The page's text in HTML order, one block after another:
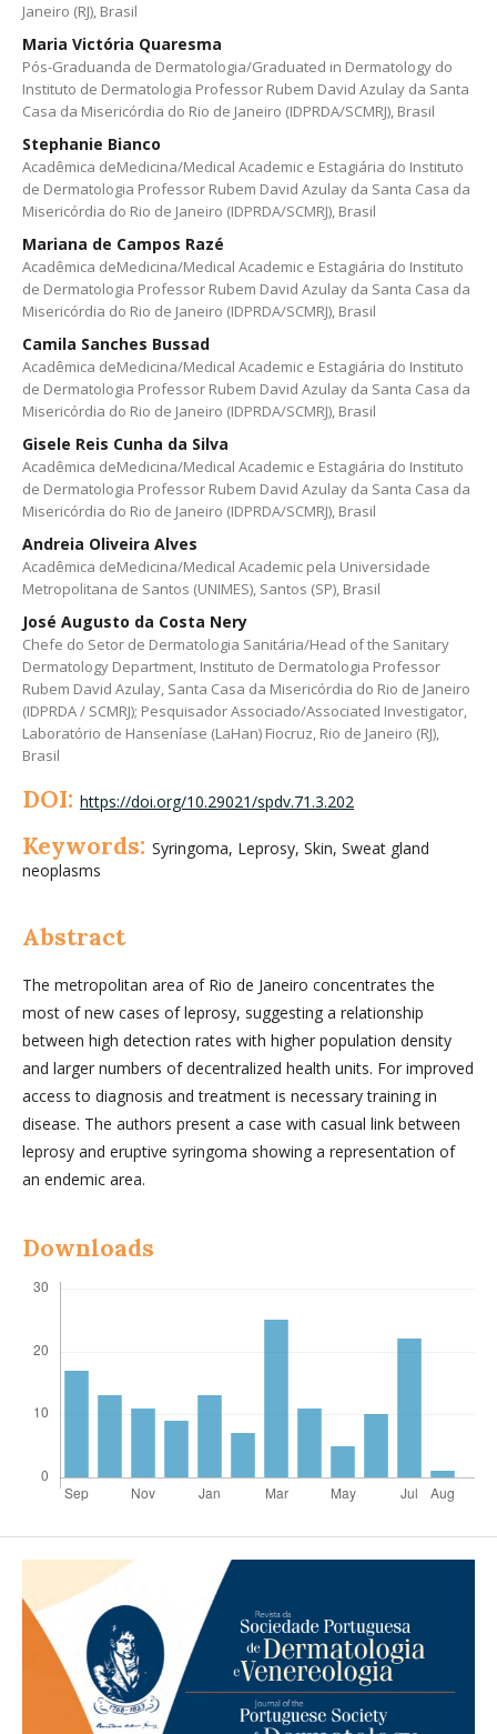
Janeiro (RJ), Brasil
Maria Victória Quaresma
Pós-Graduanda de Dermatologia/Graduated in Dermatology do
Instituto de Dermatologia Professor Rubem David Azulay da Santa
Casa da Misericórdia do Rio de Janeiro (IDPRDA/SCMRJ), Brasil
Stephanie Bianco
Acadêmica deMedicina/Medical Academic e Estagiária do Instituto
de Dermatologia Professor Rubem David Azulay da Santa Casa da
Misericórdia do Rio de Janeiro (IDPRDA/SCMRJ), Brasil
Mariana de Campos Razé
Acadêmica deMedicina/Medical Academic e Estagiária do Instituto
de Dermatologia Professor Rubem David Azulay da Santa Casa da
Misericórdia do Rio de Janeiro (IDPRDA/SCMRJ), Brasil
Camila Sanches Bussad
Acadêmica deMedicina/Medical Academic e Estagiária do Instituto
de Dermatologia Professor Rubem David Azulay da Santa Casa da
Misericórdia do Rio de Janeiro (IDPRDA/SCMRJ), Brasil
Gisele Reis Cunha da Silva
Acadêmica deMedicina/Medical Academic e Estagiária do Instituto
de Dermatologia Professor Rubem David Azulay da Santa Casa da
Misericórdia do Rio de Janeiro (IDPRDA/SCMRJ), Brasil
Andreia Oliveira Alves
Acadêmica deMedicina/Medical Academic pela Universidade
Metropolitana de Santos (UNIMES), Santos (SP), Brasil
José Augusto da Costa Nery
Chefe do Setor de Dermatologia Sanitária/Head of the Sanitary
Dermatology Department, Instituto de Dermatologia Professor
Rubem David Azulay, Santa Casa da Misericórdia do Rio de Janeiro
(IDPRDA / SCMRJ); Pesquisador Associado/Associated Investigator,
Laboratório de Hanseníase (LaHan) Fiocruz, Rio de Janeiro (RJ),
Brasil
DOI: https://doi.org/10.29021/spdv.71.3.202
Keywords: Syringoma, Leprosy, Skin, Sweat gland
neoplasms
Abstract
The metropolitan area of Rio de Janeiro concentrates the
most of new cases of leprosy, suggesting a relationship
between high detection rates with higher population density
and larger numbers of decentralized health units. For improved
access to diagnosis and treatment is necessary training in
disease. The authors present a case with casual link between
leprosy and eruptive syringoma showing a representation of
an endemic area.
Downloads